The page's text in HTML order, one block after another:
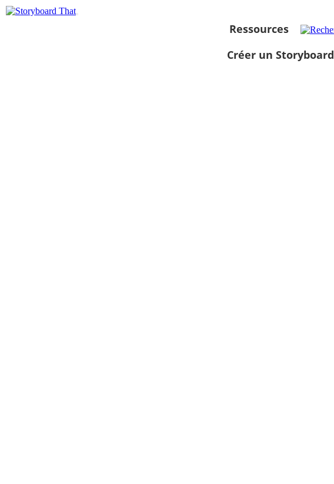
Ressources
Créer un Storyboard